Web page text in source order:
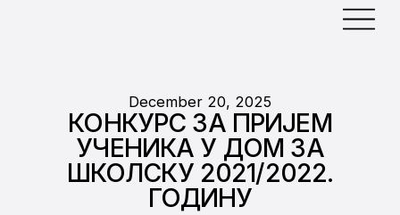
December 20, 2025
КОНКУРС ЗА ПРИЈЕМ
УЧЕНИКА У ДОМ ЗА
ШКОЛСКУ 2021/2022.
ГОДИНУ